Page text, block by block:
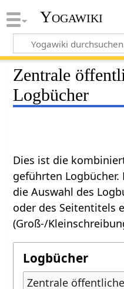
Yogawiki
Zentrale
Logbücher
Dies ist die
geführten
die Auswahl des
oder des Seitentitels
(Groß-/
Logbücher
Zentrale